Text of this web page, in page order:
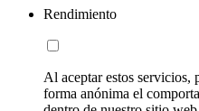
Rendimiento
Al aceptar estos servicios,
forma anónima el